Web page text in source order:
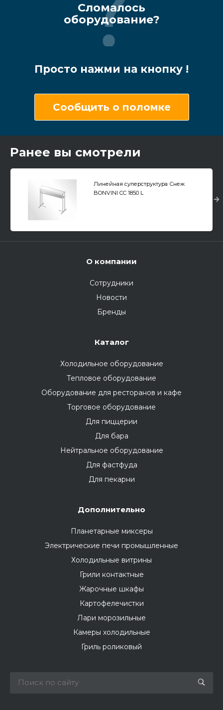
Сломалось
оборудование?
Просто нажми на кнопку !
Сообщить о поломке
Ранее вы смотрели
Линейная суперструктура Снеж
BONVINI CC 1850 L
О компании
Сотрудники
Новости
Бренды
Каталог
Холодильное оборудование
Тепловое оборудование
Оборудование для ресторанов и кафе
Торговое оборудование
Для пиццерии
Для бара
Нейтральное оборудование
Для фастфуда
Для пекарни
Дополнительно
Планетарные миксеры
Электрические печи промышленные
Холодильные витрины
Грили контактные
Жарочные шкафы
Картофелечистки
Лари морозильные
Камеры холодильные
Гриль роликовый